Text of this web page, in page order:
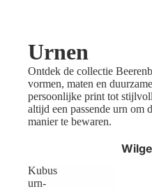
Urnen
Ontdek de collectie
vormen, maten en
persoonlijke print tot
altijd een passende urn om
manier te bewaren.
Kubus
urn-